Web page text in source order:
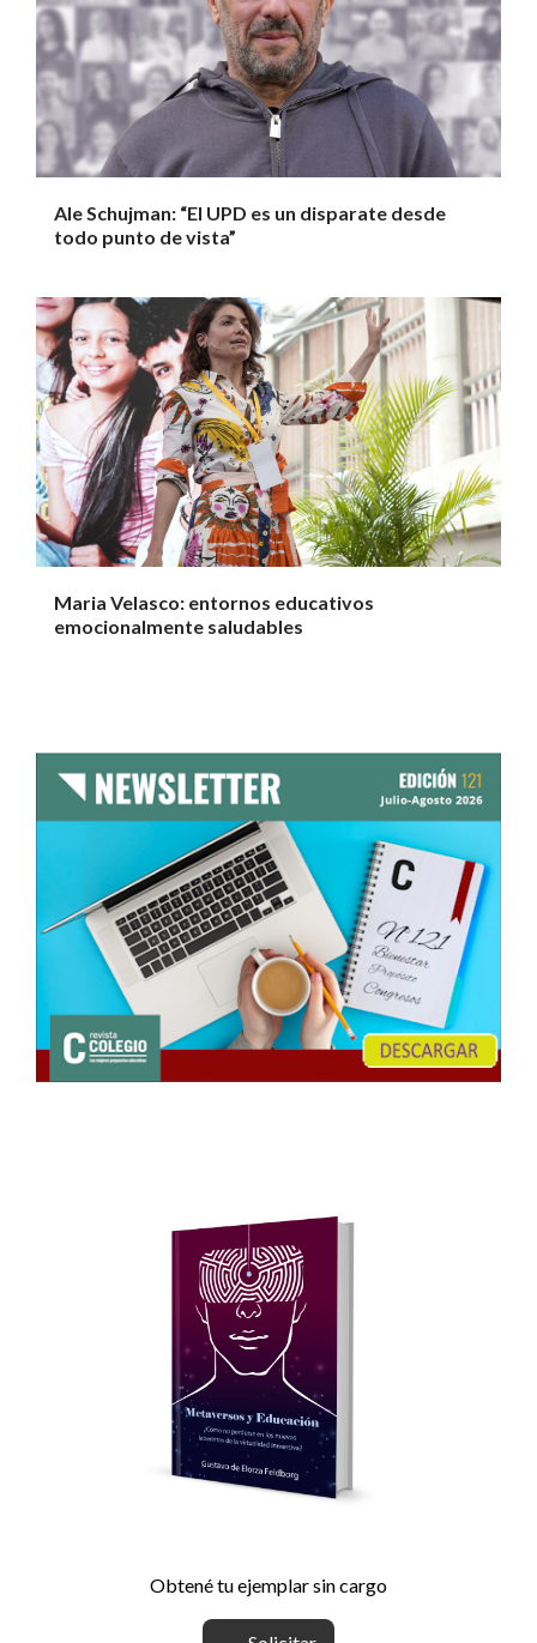
Ale Schujman: “El UPD es un disparate desde
todo punto de vista”
Maria Velasco: entornos educativos
emocionalmente saludables
Obtené tu ejemplar sin cargo